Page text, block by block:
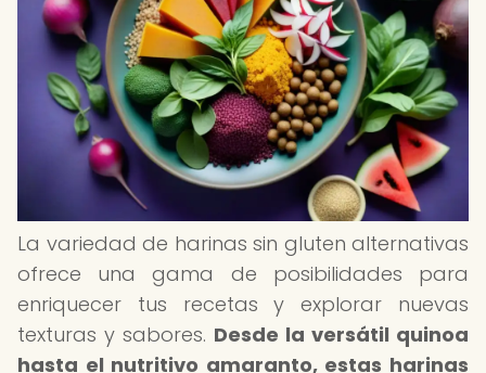
La variedad de harinas sin gluten alternativas
ofrece una gama de posibilidades para
enriquecer tus recetas y explorar nuevas
texturas y sabores. Desde la versátil quinoa
hasta el nutritivo amaranto, estas harinas